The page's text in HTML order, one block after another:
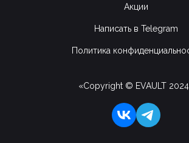
Акции
Написать в Telegram
Политика
«Copyright © EVAULT